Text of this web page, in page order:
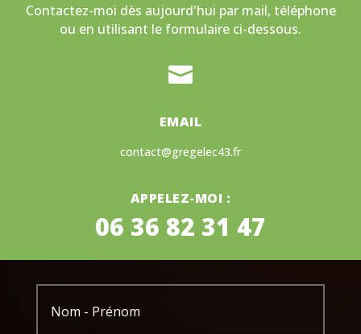
Contactez-moi dès aujourd'hui par mail, téléphone
ou en utilisant le formulaire ci-dessous.

EMAIL
contact@gregelec43.fr
APPELEZ-MOI :
06 36 82 31 47